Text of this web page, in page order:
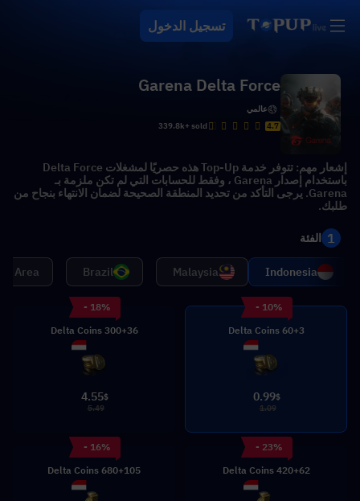
تسجيل الدخول
Garena Delta Force
عالمي
4.7
339.8k+ sold
إشعار مهم: تتوفر خدمة Top-Up هذه حصريًا لمشغلات Delta Force
باستخدام إصدار Garena ، وفقط للحسابات التي لم تكن ملزمة بـ
Garena. يرجى التأكد من تحديد المنطقة الصحيحة لضمان الانتهاء بنجاح من
طلبك.
1 الفئة
Indonesia
Malaysia
Brazil
Area
- 10%
60+3 Delta Coins
$
0.99
1.09
- 18%
300+36 Delta Coins
$
4.55
5.49
- 23%
420+62 Delta Coins
- 16%
680+105 Delta Coins